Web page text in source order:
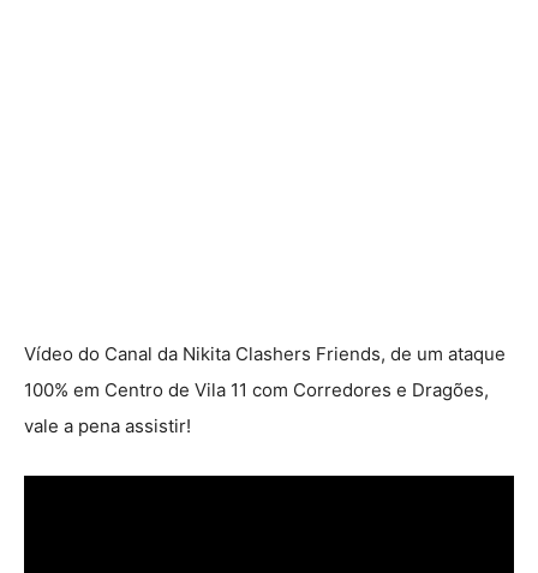
Vídeo do Canal da Nikita Clashers Friends, de um ataque
100% em Centro de Vila 11 com Corredores e Dragões,
vale a pena assistir!